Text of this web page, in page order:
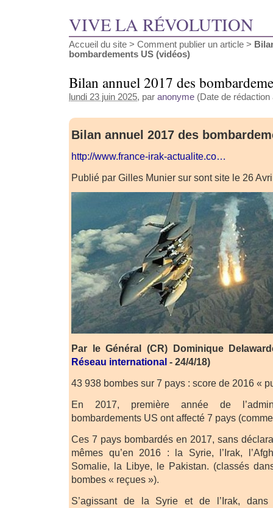
VIVE LA RÉVOLUTION
Accueil du site > Comment publier un article >
bombardements US (vidéos)
Bilan annuel 2017 des
lundi 23 juin 2025, par anonyme (Date de
Bilan annuel 2017 des
http://www.france-irak-actualite.co…
Publié par Gilles Munier sur sont site le 26
Par le Général (CR) Dominique
Réseau international - 24/4/18)
43 938 bombes sur 7 pays : score de 2016 «
En 2017, première année de
bombardements US ont affecté 7 pays
Ces 7 pays bombardés en 2017, sans
mêmes qu’en 2016 : la Syrie, l’Irak,
Somalie, la Libye, le Pakistan. (classés
bombes « reçues »).
S’agissant de la Syrie et de l’Irak, dans